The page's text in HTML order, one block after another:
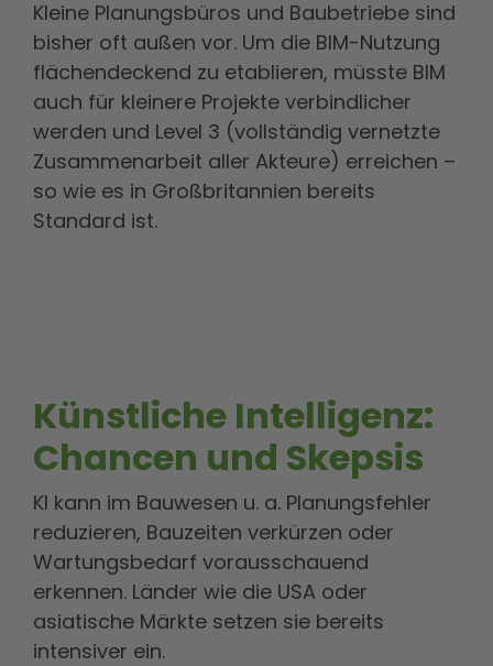
Kleine Planungsbüros und Baubetriebe sind
bisher oft außen vor. Um die BIM-Nutzung
flächendeckend zu etablieren, müsste BIM
auch für kleinere Projekte verbindlicher
werden und Level 3 (vollständig vernetzte
Zusammenarbeit aller Akteure) erreichen –
so wie es in Großbritannien bereits
Standard ist.
Künstliche Intelligenz:
Chancen und Skepsis
KI kann im Bauwesen u. a. Planungsfehler
reduzieren, Bauzeiten verkürzen oder
Wartungsbedarf vorausschauend
erkennen. Länder wie die USA oder
asiatische Märkte setzen sie bereits
intensiver ein.